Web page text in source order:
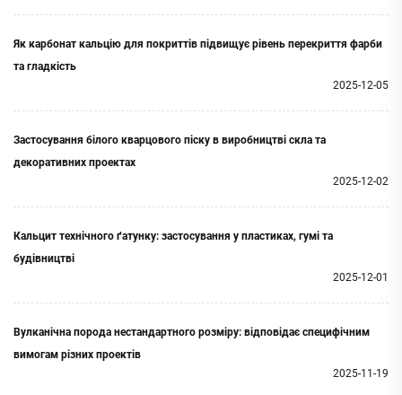
Як карбонат кальцію для покриттів підвищує рівень перекриття фарби
та гладкість
2025-12-05
Застосування білого кварцового піску в виробництві скла та
декоративних проектах
2025-12-02
Кальцит технічного ґатунку: застосування у пластиках, гумі та
будівництві
2025-12-01
Вулканічна порода нестандартного розміру: відповідає специфічним
вимогам різних проектів
2025-11-19